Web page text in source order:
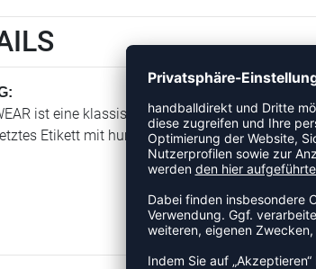
ist eine klassische Mütze für kältere Tage.
Etikett mit hummel Logo.